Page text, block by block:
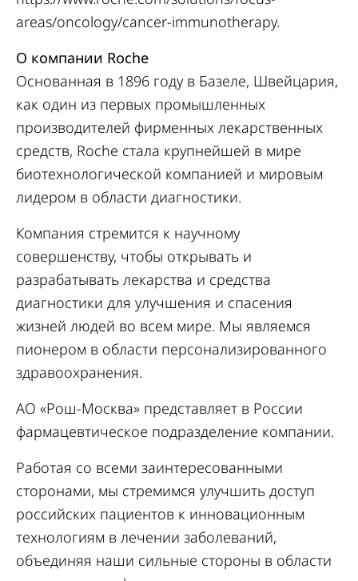
areas/oncology/cancer-immunotherapy.
О компании Roche
Основанная в 1896 году в Базеле, Швейцария,
как один из первых промышленных
производителей фирменных лекарственных
средств, Roche стала крупнейшей в мире
биотехнологической компанией и мировым
лидером в области диагностики.
Компания стремится к научному
совершенству, чтобы открывать и
разрабатывать лекарства и средства
диагностики для улучшения и спасения
жизней людей во всем мире. Мы являемся
пионером в области персонализированного
здравоохранения.
АО «Рош-Москва» представляет в России
фармацевтическое подразделение компании.
Работая со всеми заинтересованными
сторонами, мы стремимся улучшить доступ
российских пациентов к инновационным
технологиям в лечении заболеваний,
объединяя наши сильные стороны в области